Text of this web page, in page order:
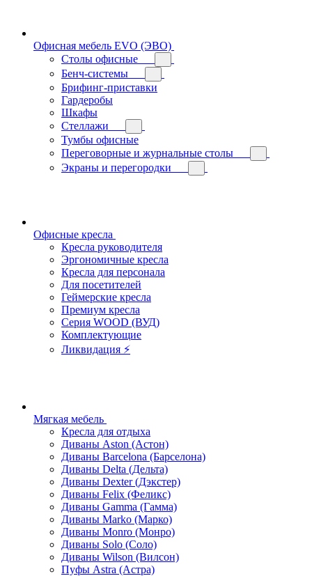
Офисная мебель EVO (ЭВО)
Cтолы офисные
Бенч-системы
Брифинг-приставки
Гардеробы
Шкафы
Стеллажи
Тумбы офисные
Переговорные и журнальные столы
Экраны и перегородки
Офисные кресла
Кресла руководителя
Эргономичные кресла
Кресла для персонала
Для посетителей
Геймерские кресла
Премиум кресла
Серия WOOD (ВУД)
Комплектующие
Ликвидация ⚡
Мягкая мебель
Кресла для отдыха
Диваны Aston (Астон)
Диваны Barcelona (Барселона)
Диваны Delta (Дельта)
Диваны Dexter (Дэкстер)
Диваны Felix (Феликс)
Диваны Gamma (Гамма)
Диваны Marko (Марко)
Диваны Monro (Монро)
Диваны Solo (Соло)
Диваны Wilson (Вилсон)
Пуфы Astra (Астра)